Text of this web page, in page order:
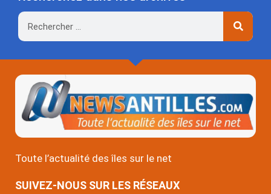
Rechercher
Toute l’actualité des îles sur le net
SUIVEZ-NOUS SUR LES RÉSEAUX